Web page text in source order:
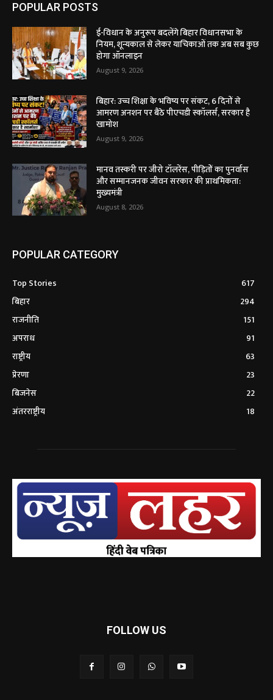
POPULAR POSTS
ई-विधान के अनुरूप बदलेंगे बिहार विधानसभा के
नियम, शून्यकाल से लेकर याचिकाओं तक अब सब कुछ
होगा ऑनलाइन
August 9, 2026
बिहार: उच्च शिक्षा के भविष्य पर संकट, 6 दिनों से
आमरण अनशन पर बैठे पीएचडी स्कॉलर्स, सरकार है
खामोश
August 9, 2026
मानव तस्करी पर जीरो टॉलरेंस, पीड़ितों का पुनर्वास
और सम्मानजनक जीवन सरकार की प्राथमिकता:
मुख्यमंत्री
August 8, 2026
POPULAR CATEGORY
Top Stories
617
बिहार
294
राजनीति
151
अपराध
91
राष्ट्रीय
63
प्रेरणा
23
बिजनेस
22
अंतरराष्ट्रीय
18
FOLLOW US